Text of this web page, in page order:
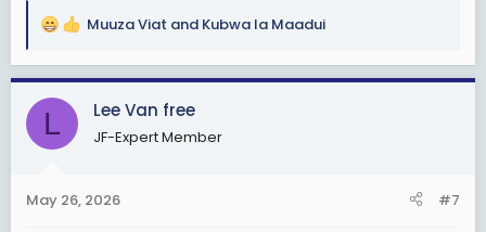
R
a
c
i
s
Muuza Viat and Kubwa la Maadui
L Lee Van free
JF-Expert Member
May 26, 2026 #7